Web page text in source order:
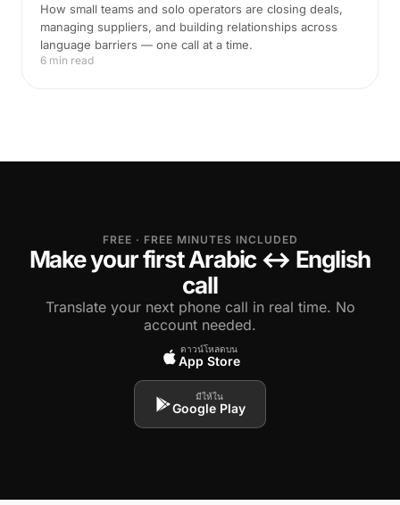
How small teams and solo operators are closing deals,
managing suppliers, and building relationships across
language barriers — one call at a time.
6 min read
FREE · FREE MINUTES INCLUDED
Make your first Arabic ↔ English
call
Translate your next phone call in real time. No
account needed.
ดาวน์โหลดบน
App Store
มีให้ใน
Google Play